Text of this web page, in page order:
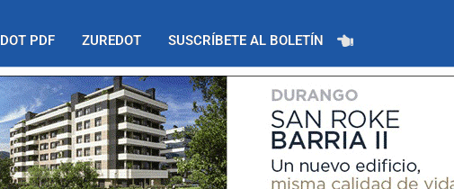
DOT PDF ZUREDOT SUSCRÍBETE AL BOLETÍN